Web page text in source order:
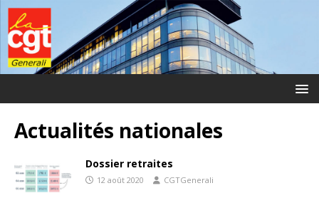
Actualités nationales
Dossier retraites
12 août 2020 CGTGenerali